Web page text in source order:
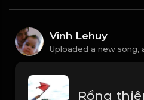
Vinh Lehuy
Uploaded a new song,